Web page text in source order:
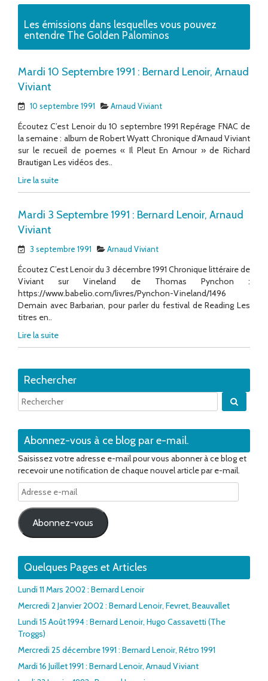
Les émissions dans lesquelles vous pouvez
entendre The Golden Palominos
Mardi 10 Septembre 1991 : Bernard Lenoir, Arnaud
Viviant
10 septembre 1991 Arnaud Viviant
Écoutez C’est Lenoir du 10 septembre 1991 Repérage FNAC de
la semaine : album de Robert Wyatt Chronique d’Arnaud Viviant
sur le recueil de poemes « Il Pleut En Amour » de Richard
Brautigan Les vidéos des..
Lire la suite
Mardi 3 Septembre 1991 : Bernard Lenoir, Arnaud
Viviant
3 septembre 1991 Arnaud Viviant
Écoutez C’est Lenoir du 3 décembre 1991 Chronique littéraire de
Viviant sur Vineland de Thomas Pynchon :
https://www.babelio.com/livres/Pynchon-Vineland/1496
Demain avec Barbarian, pour parler du festival de Reading Les
titres en..
Lire la suite
Rechercher
Abonnez-vous à ce blog par e-mail.
Saisissez votre adresse e-mail pour vous abonner à ce blog et
recevoir une notification de chaque nouvel article par e-mail.
Adresse
e-
mail
Abonnez-vous
Quelques Pages et Articles
Lundi 11 Mars 2002 : Bernard Lenoir
Mercredi 2 Janvier 2002 : Bernard Lenoir, Fevret, Beauvallet
Lundi 15 Août 1994 : Bernard Lenoir, Hugo Cassavetti (The
Troggs)
Mercredi 25 décembre 1991 : Bernard Lenoir, Rétro 1991
Mardi 16 Juillet 1991 : Bernard Lenoir, Arnaud Viviant